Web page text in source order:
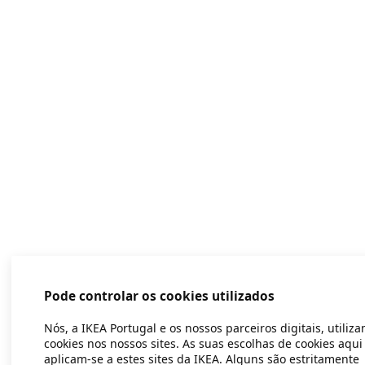
Pode controlar os cookies utilizados
Nós, a IKEA Portugal e os nossos parceiros digitais,
cookies nos nossos sites. As suas escolhas de cookies aqui
aplicam-se a estes sites da IKEA. Alguns são estritamente